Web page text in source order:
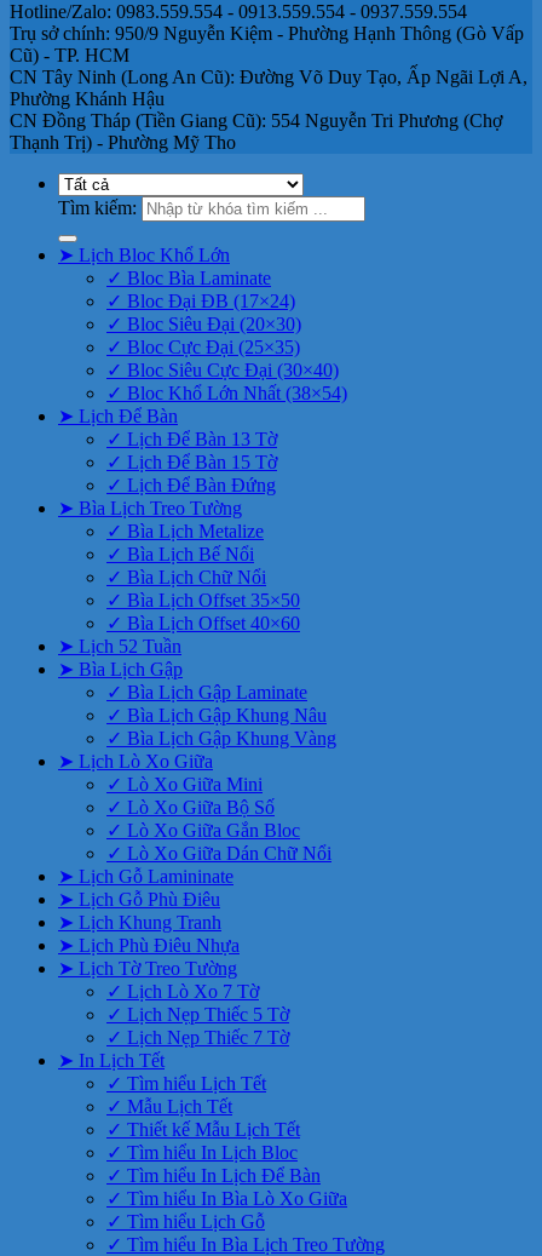
Hotline/Zalo: 0983.559.554 - 0913.559.554 - 0937.559.554
Trụ sở chính: 950/9 Nguyễn Kiệm - Phường Hạnh Thông (Gò Vấp
Cũ) - TP. HCM
CN Tây Ninh (Long An Cũ): Đường Võ Duy Tạo, Ấp Ngãi Lợi A,
Phường Khánh Hậu
CN Đồng Tháp (Tiền Giang Cũ): 554 Nguyễn Tri Phương (Chợ
Thạnh Trị) - Phường Mỹ Tho
Tìm kiếm:
➤ Lịch Bloc Khổ Lớn
✓ Bloc Bìa Laminate
✓ Bloc Đại ĐB (17×24)
✓ Bloc Siêu Đại (20×30)
✓ Bloc Cực Đại (25×35)
✓ Bloc Siêu Cực Đại (30×40)
✓ Bloc Khổ Lớn Nhất (38×54)
➤ Lịch Để Bàn
✓ Lịch Để Bàn 13 Tờ
✓ Lịch Để Bàn 15 Tờ
✓ Lịch Để Bàn Đứng
➤ Bìa Lịch Treo Tường
✓ Bìa Lịch Metalize
✓ Bìa Lịch Bế Nổi
✓ Bìa Lịch Chữ Nổi
✓ Bìa Lịch Offset 35×50
✓ Bìa Lịch Offset 40×60
➤ Lịch 52 Tuần
➤ Bìa Lịch Gập
✓ Bìa Lịch Gập Laminate
✓ Bìa Lịch Gập Khung Nâu
✓ Bìa Lịch Gập Khung Vàng
➤ Lịch Lò Xo Giữa
✓ Lò Xo Giữa Mini
✓ Lò Xo Giữa Bộ Số
✓ Lò Xo Giữa Gắn Bloc
✓ Lò Xo Giữa Dán Chữ Nổi
➤ Lịch Gỗ Lamininate
➤ Lịch Gỗ Phù Điêu
➤ Lịch Khung Tranh
➤ Lịch Phù Điêu Nhựa
➤ Lịch Tờ Treo Tường
✓ Lịch Lò Xo 7 Tờ
✓ Lịch Nẹp Thiếc 5 Tờ
✓ Lịch Nẹp Thiếc 7 Tờ
➤ In Lịch Tết
✓ Tìm hiểu Lịch Tết
✓ Mẫu Lịch Tết
✓ Thiết kế Mẫu Lịch Tết
✓ Tìm hiểu In Lịch Bloc
✓ Tìm hiểu In Lịch Để Bàn
✓ Tìm hiểu In Bìa Lò Xo Giữa
✓ Tìm hiểu Lịch Gỗ
✓ Tìm hiểu In Bìa Lịch Treo Tường